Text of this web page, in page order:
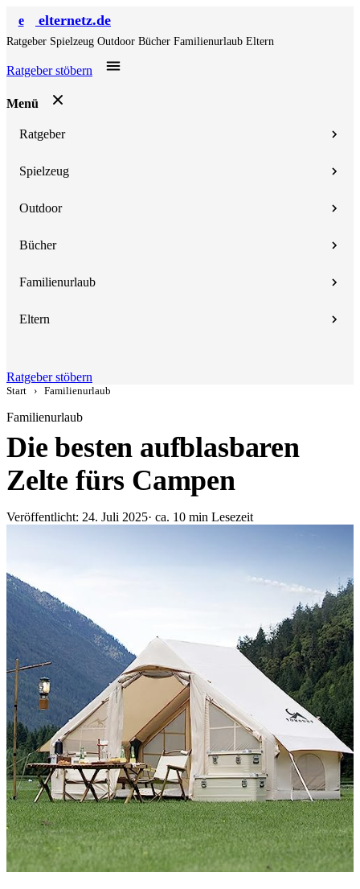
e elternetz.de
Ratgeber Spielzeug Outdoor Bücher Familienurlaub Eltern
Ratgeber stöbern
Menü
Ratgeber
Spielzeug
Outdoor
Bücher
Familienurlaub
Eltern
Ratgeber stöbern
Start › Familienurlaub
Familienurlaub
Die besten aufblasbaren
Zelte fürs Campen
Veröffentlicht: 24. Juli 2025· ca. 10 min Lesezeit